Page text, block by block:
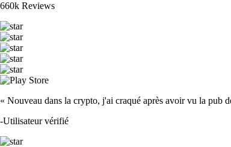
660k Reviews
« Nouveau dans la crypto, j'ai craqué après avoir vu la pub
-Utilisateur vérifié